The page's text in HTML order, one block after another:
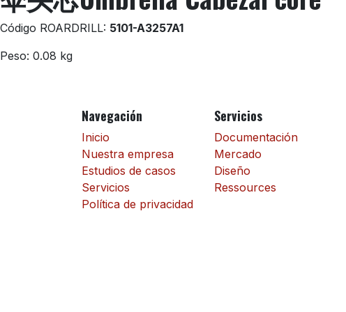
Código ROARDRILL: 5101-A3257A1
Peso: 0.08 kg
Navegación
Inicio
Nuestra empresa
Estudios de casos
Servicios
Política de privacidad
Servicios
Documentación
Mercado
Diseño
Ressources